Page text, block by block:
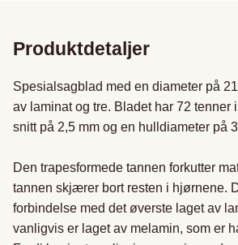
Produktdetaljer
Spesialsagblad med en diameter på
av laminat og tre. Bladet har 72 tenner
snitt på 2,5 mm og en hulldiameter på
Den trapesformede tannen forkutter
tannen skjærer bort resten i hjørnene.
forbindelse med det øverste laget av
vanligvis er laget av melamin, som er